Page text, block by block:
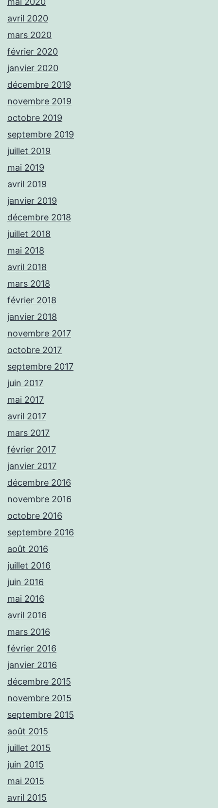
avril 2020
mars 2020
février 2020
janvier 2020
décembre 2019
novembre 2019
octobre 2019
septembre 2019
juillet 2019
mai 2019
avril 2019
janvier 2019
décembre 2018
juillet 2018
mai 2018
avril 2018
mars 2018
février 2018
janvier 2018
novembre 2017
octobre 2017
septembre 2017
juin 2017
mai 2017
avril 2017
mars 2017
février 2017
janvier 2017
décembre 2016
novembre 2016
octobre 2016
septembre 2016
août 2016
juillet 2016
juin 2016
mai 2016
avril 2016
mars 2016
février 2016
janvier 2016
décembre 2015
novembre 2015
septembre 2015
août 2015
juillet 2015
juin 2015
mai 2015
avril 2015